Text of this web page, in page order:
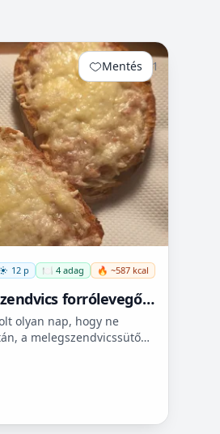
Mentés 1
12 p 🍽️ 4 adag 🔥 ~587 kcal
forrólevegős
olyan nap, hogy ne
a melegszendvicssütő